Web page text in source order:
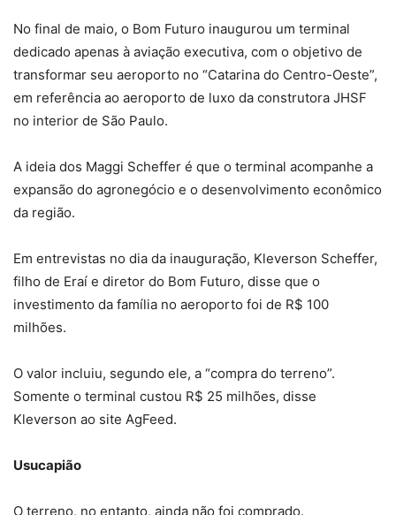
No final de maio, o Bom Futuro inaugurou um terminal
dedicado apenas à aviação executiva, com o objetivo de
transformar seu aeroporto no “Catarina do Centro-Oeste”,
em referência ao aeroporto de luxo da construtora JHSF
no interior de São Paulo.
A ideia dos Maggi Scheffer é que o terminal acompanhe a
expansão do agronegócio e o desenvolvimento econômico
da região.
Em entrevistas no dia da inauguração, Kleverson Scheffer,
filho de Eraí e diretor do Bom Futuro, disse que o
investimento da família no aeroporto foi de R$ 100
milhões.
O valor incluiu, segundo ele, a “compra do terreno”.
Somente o terminal custou R$ 25 milhões, disse
Kleverson ao site AgFeed.
Usucapião
O terreno, no entanto, ainda não foi comprado.